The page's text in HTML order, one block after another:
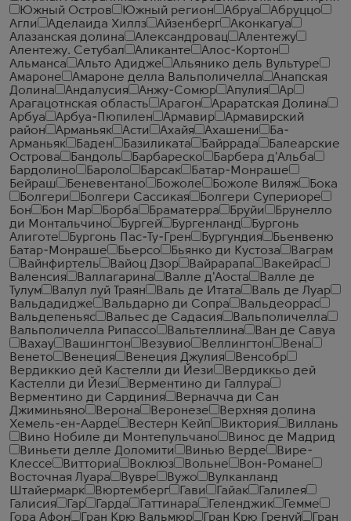
Южный Остров
Южный регион Абруа
Абруццо
Агли
Аделаида Хиллз Айзенберг
Аконкагуа
Алазанская долина
Александровац
Алентежу
Алентежу. Сетубал
Аликанте
Алос-Кортон
Альманса
Альто Адидже
Альянико дель Вультуре
Амароне
Амароне делла Вальполичелла
Анапская
Долина
Андалусия Анжу-Сомюр Апулия
Ар
Арагацотнская область
Арагон
Араратская Долина
Арбуа
Арбуа-Пюпилен Армавир
Армавирский
район
Арманьяк Асти Ахайя Ахашени
Ба-
Арманьяк
Баден Базиликата Байррада
Балеарские
Острова
Бандоль Барбареско
Барбера д'Альба
Бардолино
Бароло Барсак
Батар-Монраше
Бейраш
Беневентано Божоле Божоле Виляж
Бока
Болгери
Болгери Сассикая
Болгери Супериоре
Бон
Бон Мар Борба Браматерра Бруйи
Брунелло
ди Монтальчино
Бургей Бургенланд
Бургонь
Алиготе
Бургонь Пас-Ту-Грен Бургундия
Бьенвеню
Батар-Монраше
Бьерсо Бьянко ди Кустоза
Ваграм
Вайнфиртель
Вайоц Дзор Вайрарапа
Вакейрас
Валенсия
Валлагарина Валле д'Аоста
Валле де
Тулум
Валул луй Траян Валь де Итата
Валь де Луар
Вальдадидже
Вальдарно ди Сопра
Вальдеоррас
Вальдепеньяс
Вальес де Садасия
Вальполичелла
Вальполичелла Рипассо
Вальтеллина
Ван де Савуа
Вахау
Вашингтон Везувио Веллингтон
Вена
Венето
Венеция Венеция Джулия
Венсобр
Вердиккио дей Кастелли ди Йези
Вердиккьо дей
Кастелли ди Йези
Верментино ди Галлура
Верментино ди Сардиния
Верначча ди Сан
Джиминьяно
Верона Веронезе
Верхняя долина
Хемель-ен-Аарде
Вестерн Кейп Виктория
Виллань
Вино Нобиле ди Монтепульчано
Винос де Мадрид
Виньети делле Доломити
Винью Верде
Вире-
Клессе
Витториа Воклюз Вольне
Вон-Романе
Восточная Луара
Вувре Вужо
Вулканланд
Штайермарк
Вюртемберг Гави Гайак
Галилея
Галисия
Гар Гарда Гаттинара Геленджик
Гемме
Гора Афон
Гран Крю Вальмюр Гран Крю Гренуй
Гран